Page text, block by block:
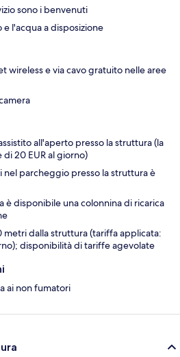
sono i benvenuti
l'acqua a disposizione
wireless e via cavo gratuito nelle aree
all'aperto presso la struttura (la
20 EUR al giorno)
nel parcheggio presso la struttura è
è disponibile una colonnina di ricarica
metri dalla struttura (tariffa applicata:
disponibilità di tariffe agevolate
ai non fumatori